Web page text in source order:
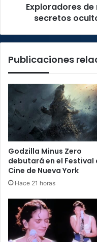
Exploradores de
secretos
Publicaciones
Godzilla Minus Zero
debutará en el Festival
Cine de Nueva York
Hace 21 horas